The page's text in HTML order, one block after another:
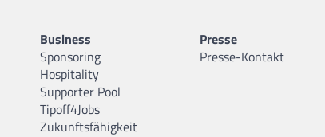
Business
Sponsoring
Hospitality
Supporter Pool
Tipoff4Jobs
Zukunftsfähigkeit
Presse
Presse-Kontakt